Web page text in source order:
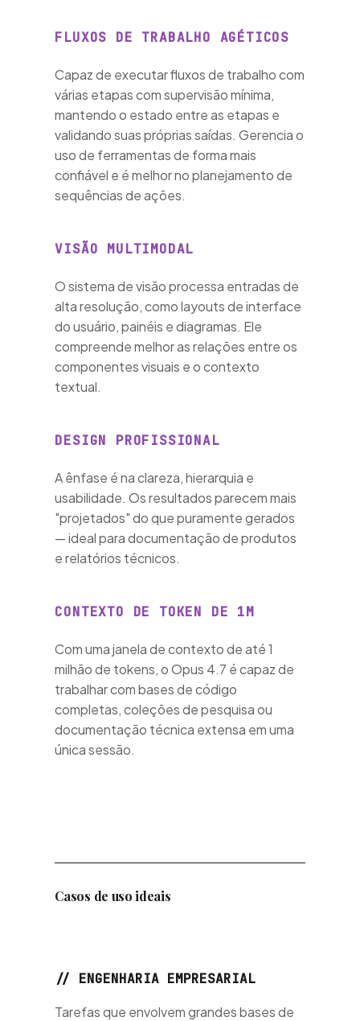
FLUXOS DE TRABALHO AGÉTICOS
Capaz de executar fluxos de trabalho com
várias etapas com supervisão mínima,
mantendo o estado entre as etapas e
validando suas próprias saídas. Gerencia o
uso de ferramentas de forma mais
confiável e é melhor no planejamento de
sequências de ações.
VISÃO MULTIMODAL
O sistema de visão processa entradas de
alta resolução, como layouts de interface
do usuário, painéis e diagramas. Ele
compreende melhor as relações entre os
componentes visuais e o contexto
textual.
DESIGN PROFISSIONAL
A ênfase é na clareza, hierarquia e
usabilidade. Os resultados parecem mais
"projetados" do que puramente gerados
— ideal para documentação de produtos
e relatórios técnicos.
CONTEXTO DE TOKEN DE 1M
Com uma janela de contexto de até 1
milhão de tokens, o Opus 4.7 é capaz de
trabalhar com bases de código
completas, coleções de pesquisa ou
documentação técnica extensa em uma
única sessão.
Casos de uso ideais
// ENGENHARIA EMPRESARIAL
Tarefas que envolvem grandes bases de